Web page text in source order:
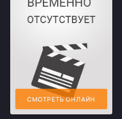
СМОТРЕТЬ ОНЛАЙН